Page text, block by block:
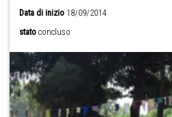
Data di inizio 18/09/2014
stato concluso